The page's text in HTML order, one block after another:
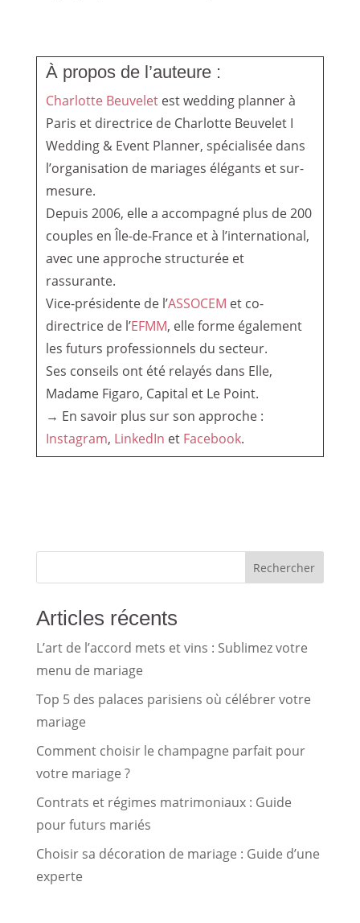
À propos de l’auteure :
Charlotte Beuveletest wedding planner à
Paris et directrice de Charlotte Beuvelet I
Wedding & Event Planner, spécialisée dans
l’organisation de mariages élégants et sur-
mesure.
Depuis 2006, elle a accompagné plus de 200
couples en Île-de-France et à l’international,
avec une approche structurée et
rassurante.
Vice-présidente de l’ASSOCEM et co-
directrice de l’EFMM, elle forme également
les futurs professionnels du secteur.
Ses conseils ont été relayés dans Elle,
Madame Figaro, Capital et Le Point.
→ En savoir plus sur son approche :
Instagram, LinkedIn et Facebook.
Rechercher
Articles récents
L’art de l’accord mets et vins : Sublimez votre
menu de mariage
Top 5 des palaces parisiens où célébrer votre
mariage
Comment choisir le champagne parfait pour
votre mariage ?
Contrats et régimes matrimoniaux : Guide
pour futurs mariés
Choisir sa décoration de mariage : Guide d’une
experte